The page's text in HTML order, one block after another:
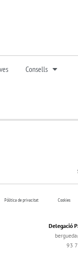
Consells
Pólitica de privacitat Cookies
Delegació
93